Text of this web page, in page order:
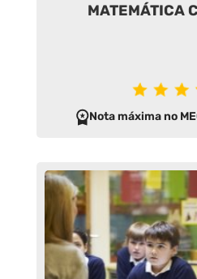
MATEMÁTICA
Nota máxima no